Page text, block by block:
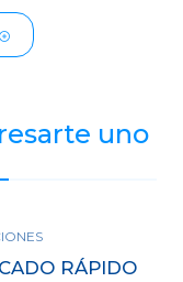
uno
RÁPIDO